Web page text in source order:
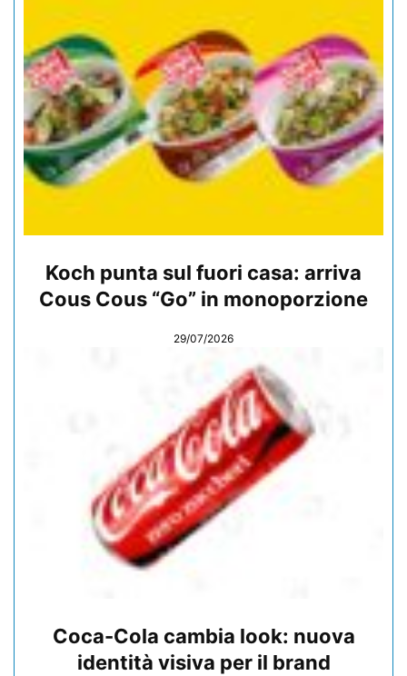
Koch punta sul fuori casa: arriva
Cous Cous “Go” in monoporzione
29/07/2026
Coca-Cola cambia look: nuova
identità visiva per il brand